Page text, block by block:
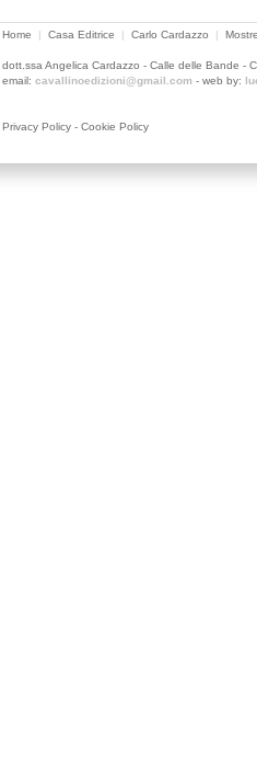
Home | Casa Editrice | Carlo Cardazzo |
dott.ssa Angelica Cardazzo - Calle delle Bande -
email: cavallinoedizioni@gmail.com - web by:
Privacy Policy - Cookie Policy